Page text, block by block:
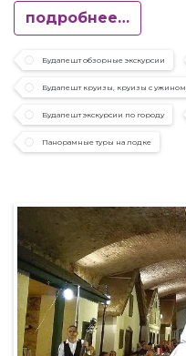
подробнее…
Будапешт обзорные экскурсии
Будапешт круизы, круизы с ужином
Будапешт экскурсии по городу
Панорамные туры на лодке